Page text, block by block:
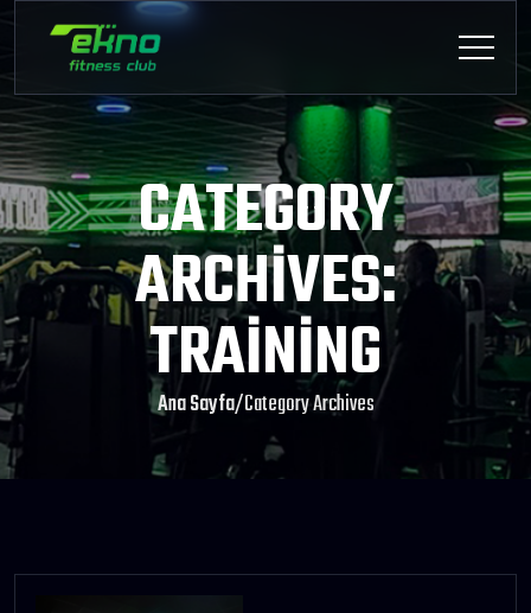
CATEGORY
ARCHIVES:
TRAINING
Ana Sayfa/Category Archives